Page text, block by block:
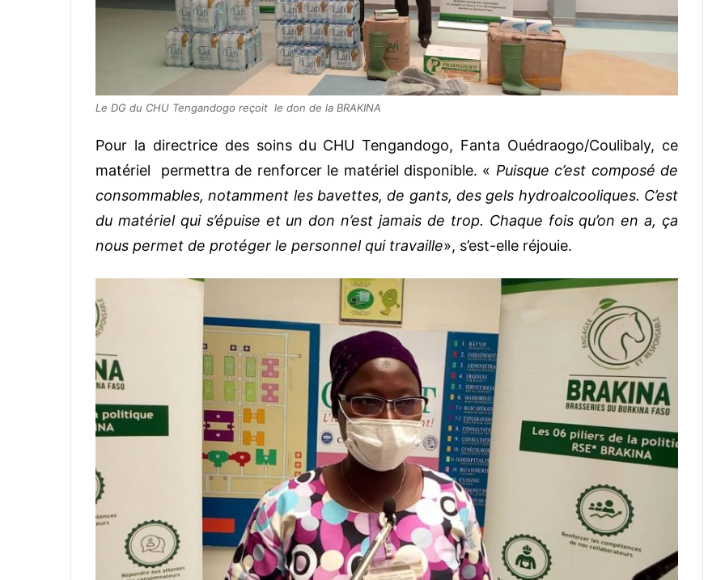
Le DG du CHU Tengandogo reçoit le don de la BRAKINA
Pour la directrice des soins du CHU Tengandogo, Fanta Ouédraogo/Coulibaly, ce
matériel permettra de renforcer le matériel disponible. « Puisque c’est composé de
consommables, notamment les bavettes, de gants, des gels hydroalcooliques. C’est
du matériel qui s’épuise et un don n’est jamais de trop. Chaque fois qu’on en a, ça
nous permet de protéger le personnel qui travaille», s’est-elle réjouie.